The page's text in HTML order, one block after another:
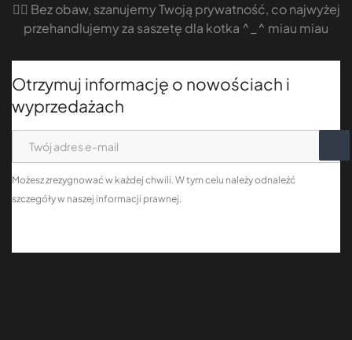
🤷‍♀️ Bez obaw, szanujemy Twoją prywatność, co najwyżej
przehandlujemy za saszetę dla kotka ^_^ miau miau
Otrzymuj informację o nowościach i
wyprzedażach
Możesz zrezygnować w każdej chwili. W tym celu należy odnaleźć
szczegóły w naszej informacji prawnej.